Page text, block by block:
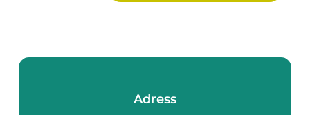
Adress